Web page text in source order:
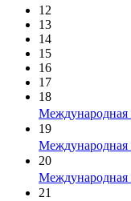
12
13
14
15
16
17
18
Международная
19
Международная
20
Международная
21